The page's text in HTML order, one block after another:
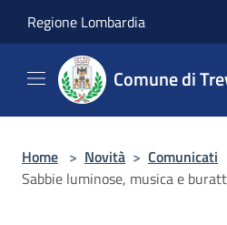
Regione Lombardia
Comune di
Home > Novità > Comunicati
Sabbie luminose, musica e